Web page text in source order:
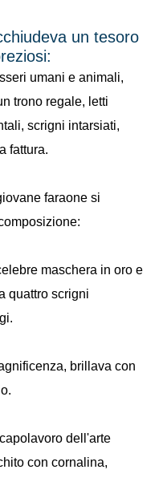
un tesoro
umani e animali,
trono regale, letti
scrigni intarsiati,
fattura.
faraone si
maschera in oro e
quattro scrigni
brillava con
dell'arte
con cornalina,